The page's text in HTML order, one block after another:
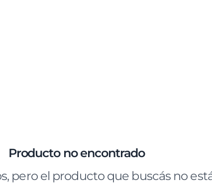
Producto no encontrado
pero el producto que buscás no